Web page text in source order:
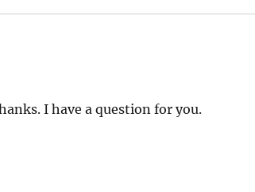
I have a question for you.